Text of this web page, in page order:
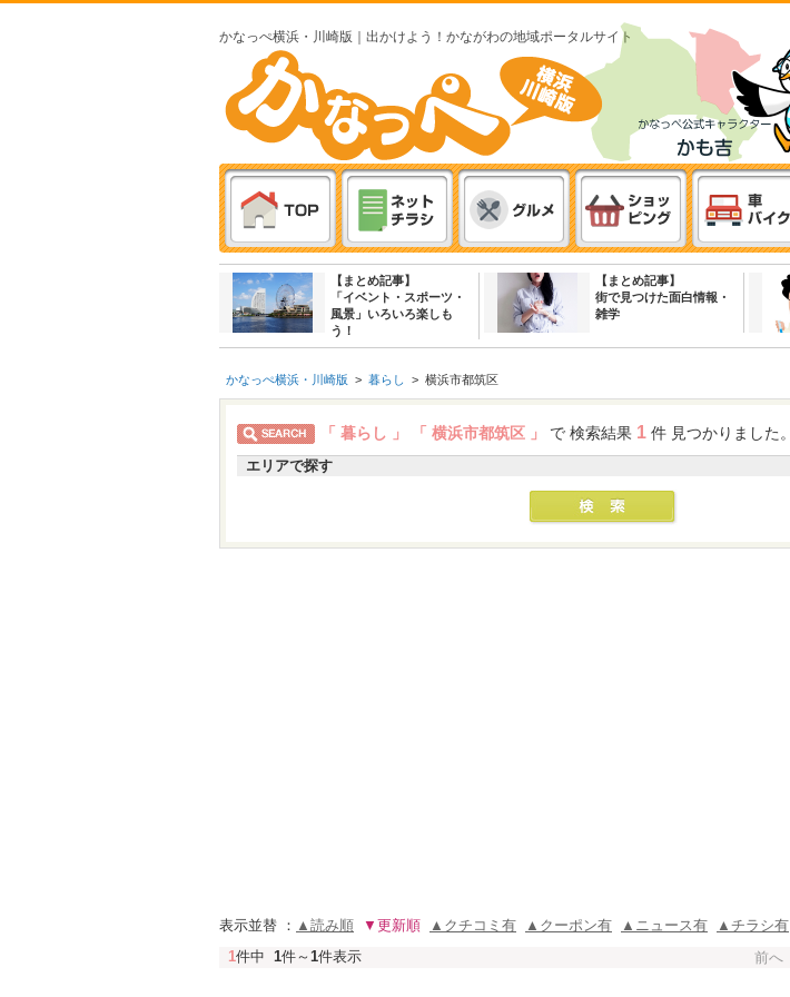
かなっぺ横浜・川崎版｜出かけよう！かながわの地域ポータルサイト
【まとめ記事】
「イベント・スポーツ・
風景」いろいろ楽しも
う！
【まとめ記事】
街で見つけた面白情報・
雑学
かなっぺ横浜・川崎版 > 暮らし > 横浜市都筑区
「 暮らし 」 「 横浜市都筑区 」 で 検索結果 1 件 見つかりました。
エリアで探す
表示並替 ： ▲読み順 ▼更新順 ▲クチコミ有 ▲クーポン有 ▲ニュース有
▲チラシ有
1件中 1件～ 1件表示 前へ